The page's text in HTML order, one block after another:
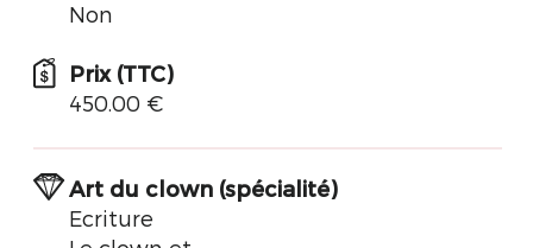
Non
Prix (TTC)
450.00 €
Art du clown (spécialité)
Ecriture